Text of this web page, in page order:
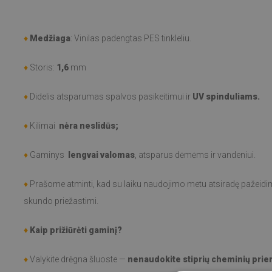
♦ Medžiaga: Vinilas padengtas PES tinkleliu.
♦ Storis: 1,6 mm
♦ Didelis atsparumas spalvos pasikeitimui ir UV spinduliams.
♦ Kilimai nėra neslidūs;
♦ Gaminys lengvai valomas , atsparus dėmėms ir vandeniui.
♦ Prašome atminti, kad su laiku naudojimo metu atsiradę
skundo priežastimi.
♦ Kaip prižiūrėti gaminį?
♦Valykite drėgna šluoste — nenaudokite stiprių cheminių